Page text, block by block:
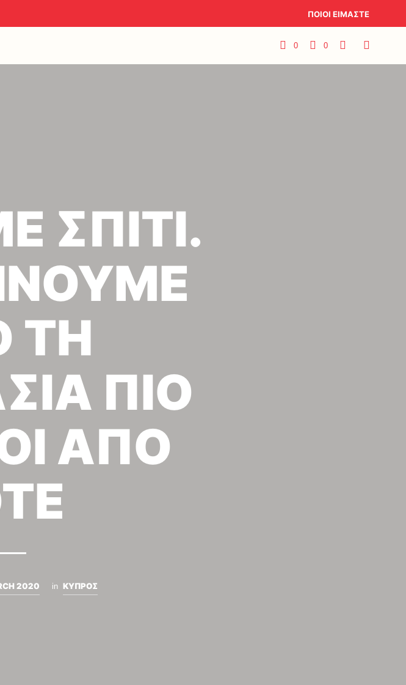
ΠΟΙΟΙ ΕΙΜΑΣΤΕ
0 0
ΣΠΙΤΙ.
ΤΗ
ΠΙΟ
ΑΠΟ
2020 in ΚΥΠΡΟΣ